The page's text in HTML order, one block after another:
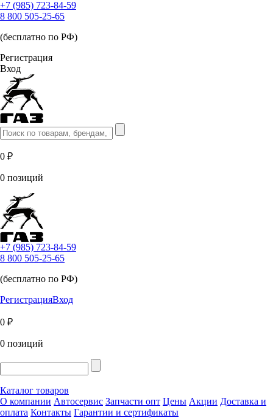
+7 (985) 723-84-59
8 800 505-25-65
(бесплатно по РФ)
Регистрация
Вход
0 ₽
0 позиций
+7 (985) 723-84-59
8 800 505-25-65
(бесплатно по РФ)
РегистрацияВход
0 ₽
0 позиций
Каталог товаров
О компании Автосервис Запчасти опт Цены Акции Доставка и
оплата Контакты Гарантии и сертификаты